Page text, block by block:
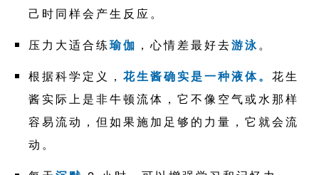
己时同样会产生反应。
压力大适合练瑜伽 ，心情差最好去游泳。
根据科学定义， 花生酱确实是一种液体。 花生
酱实际上是非牛顿流体，它不像空气或水那样
容易流动，但如果施加足够的力量，它就会流
动。